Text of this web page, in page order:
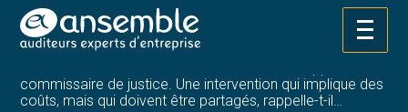
Aller
au
Structurer votre croissance
électronique
Le locataire d’un appartement voit son bailleur résilier son
bail. Parce qu’ils ne se sont pas mis d’accord sur l’état
commissaire de justice. Une intervention qui implique des
coûts, mais qui doivent être partagés, rappelle-t-il…